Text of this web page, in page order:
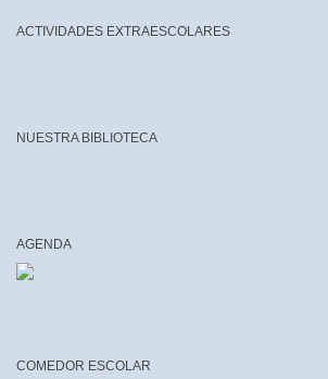
ACTIVIDADES EXTRAESCOLARES
NUESTRA BIBLIOTECA
AGENDA
COMEDOR ESCOLAR